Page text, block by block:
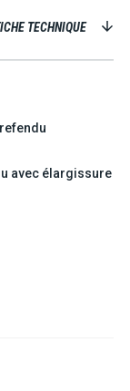
TECHNIQUE
avec élargissure